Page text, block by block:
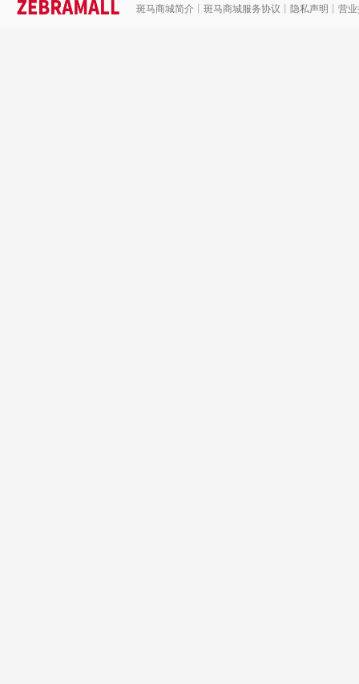
斑马商城简介 丨 斑马商城服务协议 丨 隐私声明 丨 营